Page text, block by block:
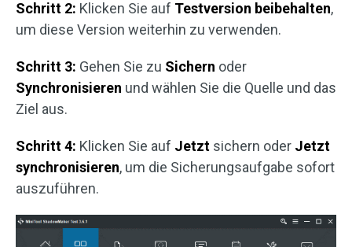
Schritt 2: Klicken Sie auf Testversion beibehalten,
um diese Version weiterhin zu verwenden.
Schritt 3: Gehen Sie zu Sichern oder
Synchronisieren und wählen Sie die Quelle und das
Ziel aus.
Schritt 4: Klicken Sie auf Jetzt sichern oder Jetzt
synchronisieren, um die Sicherungsaufgabe sofort
auszuführen.